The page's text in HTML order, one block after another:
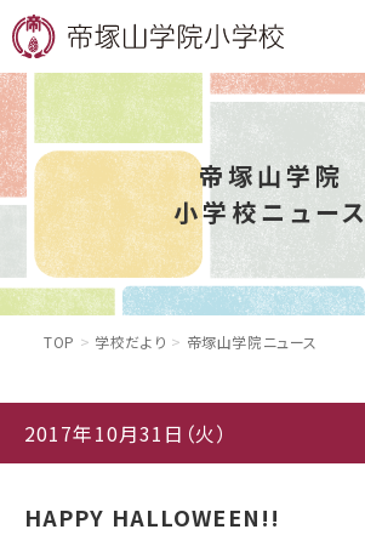
帝塚山学院
小学校ニュース
TOP 学校だより 帝塚山学院ニュース
2017年10月31日（火）
HAPPY HALLOWEEN!!